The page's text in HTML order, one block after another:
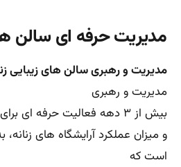
مدیریت حرفه ای سالن
مدیریت و رهبری سالن های زیبایی
مدیریت و رهبری
بیش از ۳ دهه فعالیت حرفه ای برای
و میزان عملکرد آرایشگاه های
است که